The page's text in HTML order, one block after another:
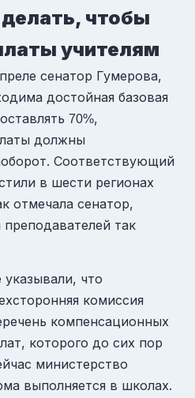
чтобы
учителям
сенатор Гумерова,
достойная базовая
70%,
должны
Соответствующий
в шести регионах
отмечала сенатор,
так
что
комиссия
компенсационных
которого до сих пор
министерство
выполняется в школах.